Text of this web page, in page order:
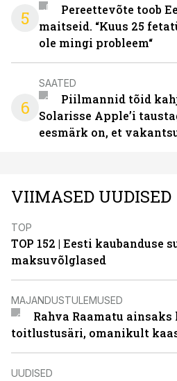
5
Pereettevõte toob
maitseid. “Kuus 25
ole mingi probleem“
6
SAATED
Piilmannid tõid
Solarisse Apple’i
eesmärk on, et
VIIMASED UUDISED
TOP
TOP 152 | Eesti kaubanduse
maksuvõlglased
MAJANDUSTULEMUSED
Rahva Raamatu
toitlustusäri, omanikult
UUDISED